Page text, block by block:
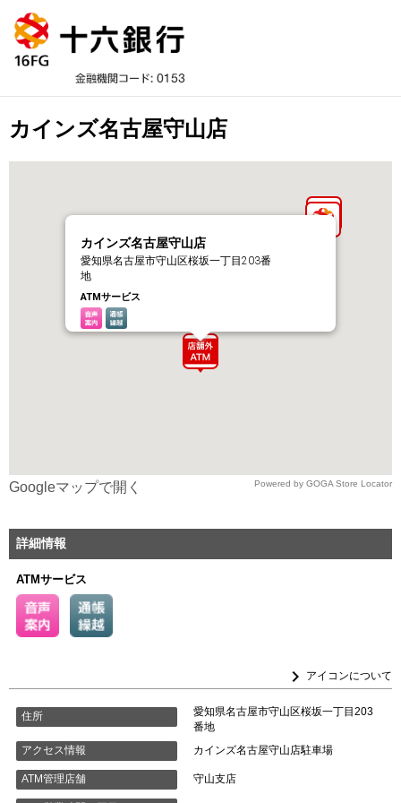
カインズ名古屋守山店
カインズ名古屋守山店
愛知県名古屋市守山区桜坂一丁目203番
地
ATMサービス
Googleマップで開く Powered by GOGA Store Locator
詳細情報
ATMサービス
アイコンについて
keyboard_arrow_right
住所
愛知県名古屋市守山区桜坂一丁目203
番地
アクセス情報
カインズ名古屋守山店駐車場
ATM管理店舗 守山支店